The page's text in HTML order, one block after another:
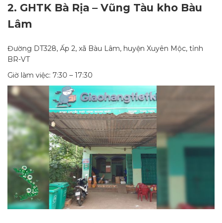
2. GHTK Bà Rịa – Vũng Tàu kho Bàu
Lâm
Đường DT328, Ấp 2, xã Bàu Lâm, huyện Xuyên Mộc, tỉnh
BR-VT
Giờ làm việc: 7:30 – 17:30